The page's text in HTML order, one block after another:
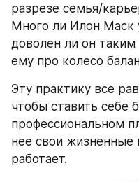
разрезе семья/
Много ли Илон Маск
доволен ли он
ему про колесо
Эту практику все
чтобы ставить себе
профессиональном
нее свои жизненные
работает.